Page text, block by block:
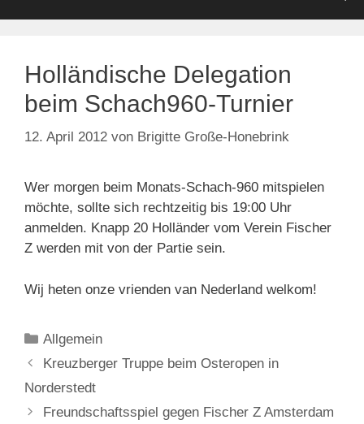
Holländische Delegation
beim Schach960-Turnier
12. April 2012 von Brigitte Große-Honebrink
Wer morgen beim Monats-Schach-960 mitspielen
möchte, sollte sich rechtzeitig bis 19:00 Uhr
anmelden. Knapp 20 Holländer vom Verein Fischer
Z werden mit von der Partie sein.
Wij heten onze vrienden van Nederland welkom!
Kategorien
Allgemein
Kreuzberger Truppe beim Osteropen in
Norderstedt
Freundschaftsspiel gegen Fischer Z Amsterdam